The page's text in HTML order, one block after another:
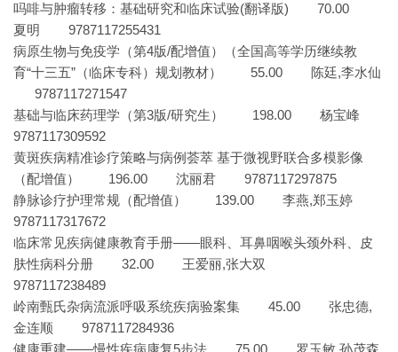
吗啡与肿瘤转移：基础研究和临床试验(翻译版) 70.00
夏明 9787117255431
病原生物与免疫学（第4版/配增值）（全国高等学历继续教
育“十三五”（临床专科）规划教材） 55.00 陈廷,李水仙
9787117271547
基础与临床药理学（第3版/研究生） 198.00 杨宝峰
9787117309592
黄斑疾病精准诊疗策略与病例荟萃 基于微视野联合多模影像
（配增值） 196.00 沈丽君 9787117297875
静脉诊疗护理常规（配增值） 139.00 李燕,郑玉婷
9787117317672
临床常见疾病健康教育手册——眼科、耳鼻咽喉头颈外科、皮
肤性病科分册 32.00 王爱丽,张大双
9787117238489
岭南甄氏杂病流派呼吸系统疾病验案集 45.00 张忠德,
金连顺 9787117284936
健康重建——慢性疾病康复5步法 75.00 罗玉敏,孙茂森